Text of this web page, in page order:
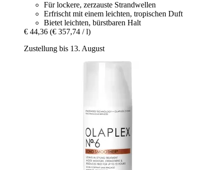
Für lockere, zerzauste Strandwellen
Erfrischt mit einem leichten, tropischen Duft
Bietet leichten, bürstbaren Halt
€ 44,36 (€ 357,74 / l)
Zustellung bis 13. August